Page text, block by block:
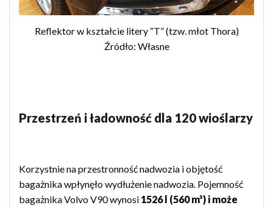
Reflektor w kształcie litery “T” (tzw. młot Thora)
Źródło: Własne
Przestrzeń i ładowność dla 120 wioślarzy
Korzystnie na przestronność nadwozia i objętość
bagażnika wpłynęło wydłużenie nadwozia. Pojemność
bagażnika Volvo V90 wynosi 1526 l (560 m³) i może